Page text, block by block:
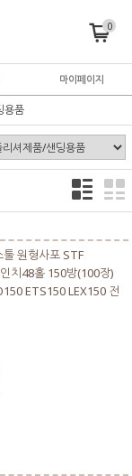
0
마이페이지
용품
원형사포 STF
치48홀 150방(100장)
ETS150 LEX150 전